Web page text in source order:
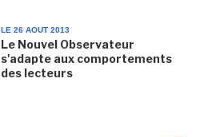
LE 26 AOUT 2013
Le Nouvel Observateur
s'adapte aux comportements
des lecteurs